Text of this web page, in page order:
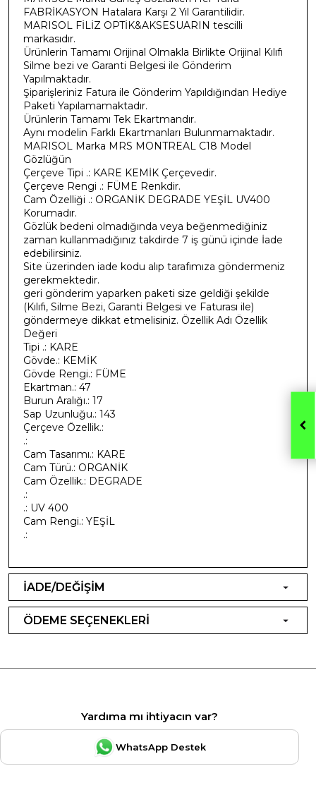
FABRİKASYON Hatalara Karşı 2 Yıl Garantilidir.
MARISOL FİLİZ OPTİK&AKSESUARIN tescilli
markasıdır.
Ürünlerin Tamamı Orijinal Olmakla Birlikte Orijinal Kılıfı
Silme bezi ve Garanti Belgesi ile Gönderim
Yapılmaktadır.
Şiparişleriniz Fatura ile Gönderim Yapıldığından Hediye
Paketi Yapılamamaktadır.
Ürünlerin Tamamı Tek Ekartmandır.
Aynı modelin Farklı Ekartmanları Bulunmamaktadır.
MARISOL Marka MRS MONTREAL C18 Model
Gözlüğün
Çerçeve Tipi .: KARE KEMİK Çerçevedir.
Çerçeve Rengi .: FÜME Renkdir.
Cam Özelliği .: ORGANİK DEGRADE YEŞİL UV400
Korumadır.
Gözlük bedeni olmadığında veya beğenmediğiniz
zaman kullanmadığınız takdirde 7 iş günü içinde İade
edebilirsiniz.
Site üzerinden iade kodu alıp tarafımıza göndermeniz
gerekmektedir.
geri gönderim yaparken paketi size geldiği şekilde
(Kılıfı, Silme Bezi, Garanti Belgesi ve Faturası ile)
göndermeye dikkat etmelisiniz. Özellik Adı Özellik
Değeri
Tipi .: KARE
Gövde.: KEMİK
Gövde Rengi.: FÜME
Ekartman.: 47
Burun Aralığı.: 17
Sap Uzunluğu.: 143
Çerçeve Özellik.:
.:
Cam Tasarımı.: KARE
Cam Türü.: ORGANİK
Cam Özellik.: DEGRADE
.:
.: UV 400
Cam Rengi.: YEŞİL
.:
İADE/DEĞİŞİM
ÖDEME SEÇENEKLERİ
Yardıma mı ihtiyacın var?
WhatsApp Destek